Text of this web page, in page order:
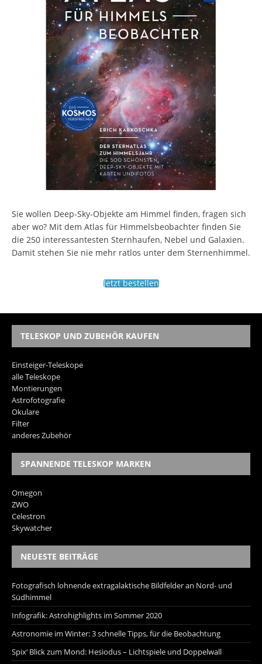
Sie wollen Deep-Sky-Objekte am Himmel finden, fragen sich
aber wo? Mit dem Atlas für Himmelsbeobachter finden Sie
die 250 interessantesten Sternhaufen, Nebel und Galaxien.
Damit stehen Sie nie mehr ratlos unter dem Sternenhimmel.
Jetzt bestellen
TELESKOP UND ZUBEHÖR KAUFEN
Einsteiger-Teleskope
alle Teleskope
Montierungen
Astrofotografie
Okulare
Filter
anderes Zubehör
SPANNENDE TELESKOP MARKEN
Omegon
ZWO
Celestron
Skywatcher
NEUESTE BEITRÄGE
Fotografisch lohnende extragalaktische Bildfelder an Nord- und
Südhimmel
Infografik: Astrohighlights im Sommer 2020
Astronomie im Winter: 3 schnelle Tipps, für die Beobachtung
Spix‘ Blick zum Mond: Hesiodus – Lichtspiele und Doppelwall